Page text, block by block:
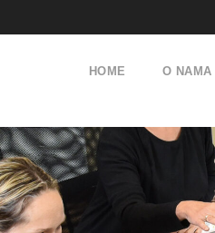
HOME O NAMA